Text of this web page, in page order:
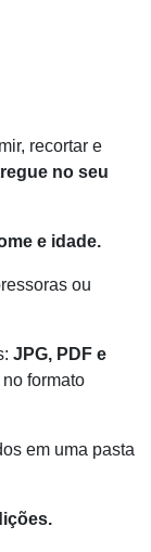
recortar e
no seu
e idade.
ou
JPG, PDF e
formato
em uma pasta